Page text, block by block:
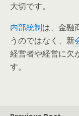
大切です。
内部統制は、金融
うのではなく、新
経営者や経営に欠
す。